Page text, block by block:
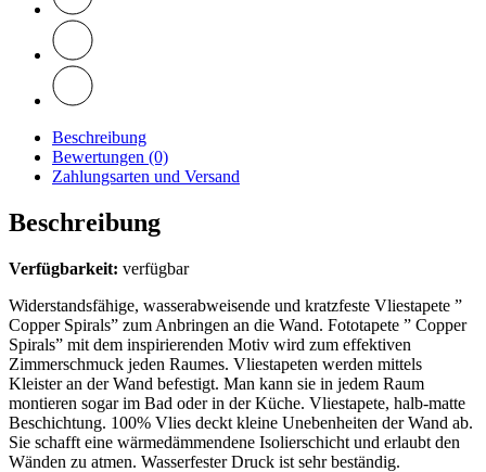
Beschreibung
Bewertungen (0)
Zahlungsarten und Versand
Beschreibung
Verfügbarkeit: verfügbar
Widerstandsfähige, wasserabweisende und kratzfeste Vliestapete ”
Copper Spirals” zum Anbringen an die Wand. Fototapete ” Copper
Spirals” mit dem inspirierenden Motiv wird zum effektiven
Zimmerschmuck jeden Raumes. Vliestapeten werden mittels
Kleister an der Wand befestigt. Man kann sie in jedem Raum
montieren sogar im Bad oder in der Küche. Vliestapete, halb-matte
Beschichtung. 100% Vlies deckt kleine Unebenheiten der Wand ab.
Sie schafft eine wärmedämmendene Isolierschicht und erlaubt den
Wänden zu atmen. Wasserfester Druck ist sehr beständig.